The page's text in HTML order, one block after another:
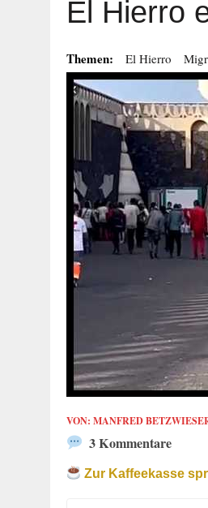
El Hierro
Themen: El Hierro
VON: MANFRED
3 Kommentare
Zur Kaffeekasse